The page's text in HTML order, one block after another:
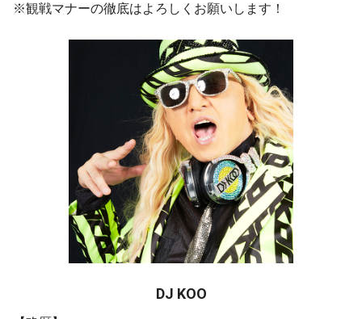
※観戦マナーの徹底はよろしくお願いします！
DJ KOO